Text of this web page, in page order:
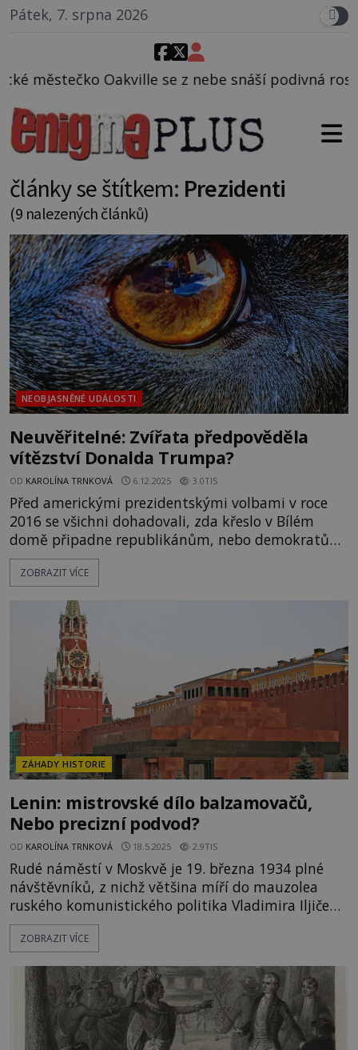
Pátek, 7. srpna 2026
z nebe snáší podivná rosolovitá látka
články se štítkem: Prezidenti
(9 nalezených článků)
NEOBJASNĚNÉ UDÁLOSTI
Neuvěřitelné: Zvířata předpověděla
vítězství Donalda Trumpa?
OD KAROLÍNA TRNKOVÁ 6.12.2025 3.0TIS
Před americkými prezidentskými volbami v roce
2016 se všichni dohadovali, zda křeslo v Bílém
domě připadne republikánům, nebo demokratům.
Nikdo netušil, jak volby dopadnou, ovšem až na
několik zvířat, která jako by byla nadána
vítěze pouhou náhodou? Představitelé floridské
Nova Southeastern University
ZOBRAZIT VÍCE
ZÁHADY HISTORIE
Lenin: mistrovské dílo balzamovačů,
Nebo precizní podvod?
OD KAROLÍNA TRNKOVÁ 18.5.2025 2.9TIS
Rudé náměstí v Moskvě je 19. března 1934 plné
návštěvníků, z nichž většina míří do mauzolea
ruského komunistického politika Vladimira Iljiče
Lenina (1870–1924). Společně s davem pomalu
kráčí i 46letý Rus Mitrofan M. Nikitin. Na první
přicházejí oslavit komunistického revolucionáře, se
usmívá a trpělivě stojí ve frontě, aby mohl alespoň
na chvíli
ZOBRAZIT VÍCE